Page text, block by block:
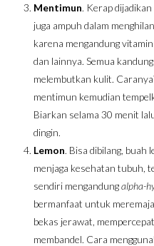
Mentimun. Kerap
juga ampuh dalam
karena mengandung
dan lainnya. Semua
melembutkan kulit.
mentimun kemudian
Biarkan selama 30 menit
dingin.
Lemon. Bisa dibilang, buah
menjaga kesehatan tubuh,
sendiri mengandungalpha-
bermanfaat untuk
bekas jerawat,
membandel. Cara